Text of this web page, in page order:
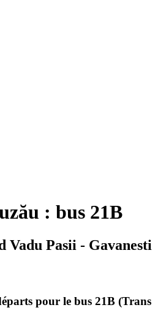
: bus 21B
Vadu Pasii - Gavanesti
pour le bus 21B (Trans